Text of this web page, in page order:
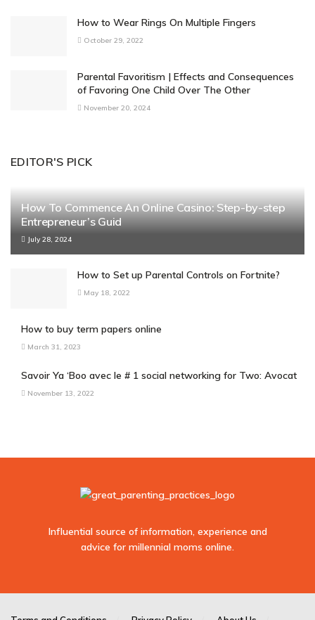
How to Wear Rings On Multiple Fingers
October 29, 2022
Parental Favoritism | Effects and Consequences
of Favoring One Child Over The Other
November 20, 2024
EDITOR'S PICK
How To Commence An Online Casino: Step-by-step
Entrepreneur’s Guid
July 28, 2024
How to Set up Parental Controls on Fortnite?
May 18, 2022
How to buy term papers online
March 31, 2023
Savoir Ya ‘Boo avec le # 1 social networking for Two: Avocat
November 13, 2022
Influential source of information, experience and
advice for millennial moms online.
casino